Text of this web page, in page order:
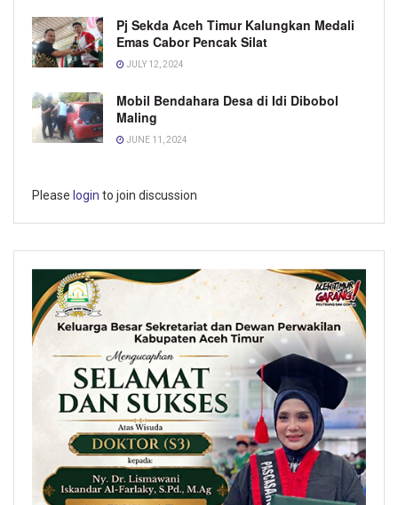
Pj Sekda Aceh Timur Kalungkan Medali
Emas Cabor Pencak Silat
JULY 12, 2024
Mobil Bendahara Desa di Idi Dibobol
Maling
JUNE 11, 2024
Please login to join discussion